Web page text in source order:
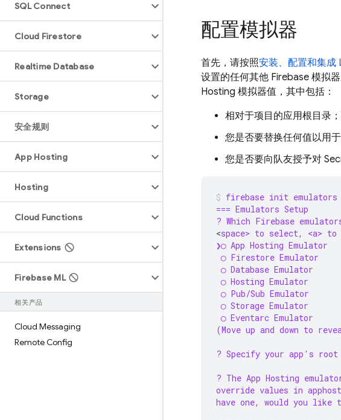
SQL Connect
Cloud Firestore
Realtime Database
Storage
安全规则
App Hosting
Hosting
Cloud Functions
Extensions
Firebase ML
相关产品
Cloud Messaging
Remote Config
配置模拟器
首先，请按照安装、配置和集成
设置的任何其他 Firebase 模拟
Hosting 模拟器值，其中包括：
相对于项目的应用根目录
您是否要替换任何值以用于
您是否要向队友授予对
firebase init emulators
=== Emulators Setup
? Which Firebase
<space> to select, <a>
❯◯ App Hosting Emulator
◯ Firestore Emulator
◯ Database Emulator
◯ Hosting Emulator
◯ Pub/Sub Emulator
◯ Storage Emulator
◯ Eventarc Emulator
(Move up and down to
? Specify your app's
? The App Hosting
override values in
have one, would you